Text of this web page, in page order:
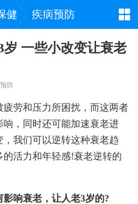
健 疾病预防
一些小改变让衰老
防
劳和压力所困扰，而这两者
，同时还可能加速衰老进
我们可以逆转这种衰老趋
活力和年轻感!衰老逆转的
响衰老，让人老3岁的?